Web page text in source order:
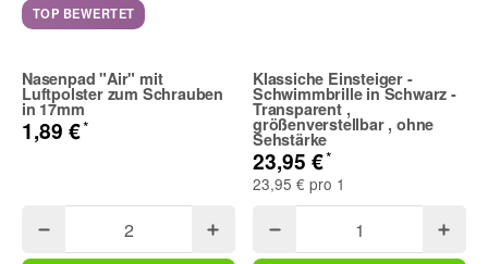
Telefon
Frage zum Artikel
TOP BEWERTET
Nasenpad "Air" mit
Luftpolster zum Schrauben
in 17mm
1,89 €*
Klassiche Einsteiger -
Schwimmbrille in Schwarz -
Transparent ,
größenverstellbar , ohne
Sehstärke
23,95 €*
23,95 € pro 1